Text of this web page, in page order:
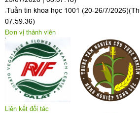
Tuần tin khoa học 1001 (20-26/7/2026)
07:59:36)
Đơn vị thành viên
Liên kết đối tác